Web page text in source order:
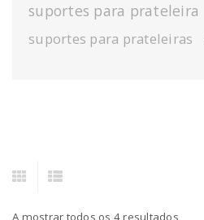
suportes para prateleira
suportes para prateleiras
A mostrar todos os 4 resultados